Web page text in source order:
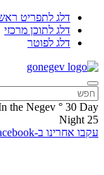
דלג לתפריט
דלג לתוכן מרכזי
דלג לפוטר
the Negev ° 30 Day
25
Night
עקבו אחרינו ב-Facebook